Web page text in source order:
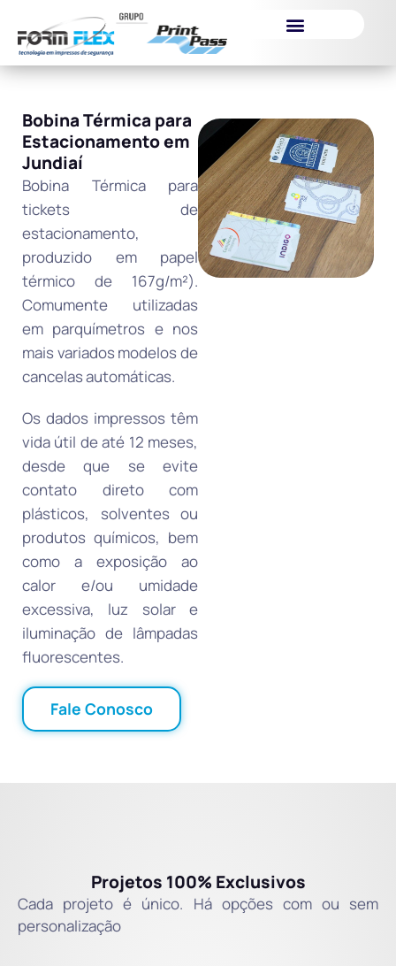
Bobina Térmica para
Estacionamento em
Jundiaí
Bobina Térmica para
tickets de
estacionamento,
produzido em papel
térmico de 167g/m²).
Comumente utilizadas
em parquímetros e nos
mais variados modelos de
cancelas automáticas.
Os dados impressos têm
vida útil de até 12 meses,
desde que se evite
contato direto com
plásticos, solventes ou
produtos químicos, bem
como a exposição ao
calor e/ou umidade
excessiva, luz solar e
iluminação de lâmpadas
fluorescentes.
Fale Conosco
Projetos 100% Exclusivos
Cada projeto é único. Há opções com ou sem
personalização